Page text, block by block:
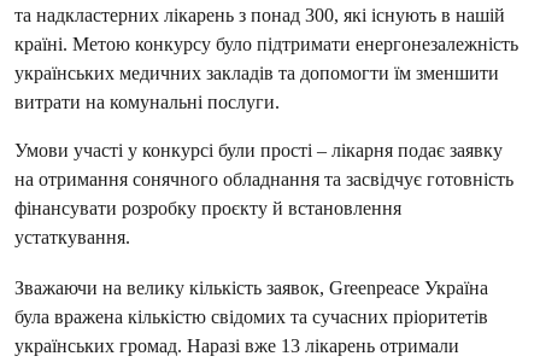
та надкластерних лікарень з понад 300, які існують в нашій
країні. Метою конкурсу було підтримати енергонезалежність
українських медичних закладів та допомогти їм зменшити
витрати на комунальні послуги.
Умови участі у конкурсі були прості – лікарня подає заявку
на отримання сонячного обладнання та засвідчує готовність
фінансувати розробку проєкту й встановлення
устаткування.
Зважаючи на велику кількість заявок, Greenpeace Україна
була вражена кількістю свідомих та сучасних пріоритетів
українських громад. Наразі вже 13 лікарень отримали